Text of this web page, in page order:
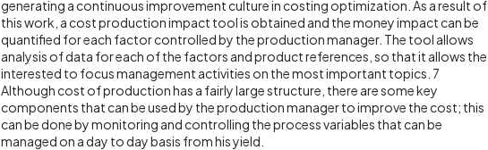
generating a continuous improvement culture in costing optimization. As a result of
this work, a cost production impact tool is obtained and the money impact can be
quantified for each factor controlled by the production manager. The tool allows
analysis of data for each of the factors and product references, so that it allows the
interested to focus management activities on the most important topics. 7
Although cost of production has a fairly large structure, there are some key
components that can be used by the production manager to improve the cost; this
can be done by monitoring and controlling the process variables that can be
managed on a day to day basis from his yield.